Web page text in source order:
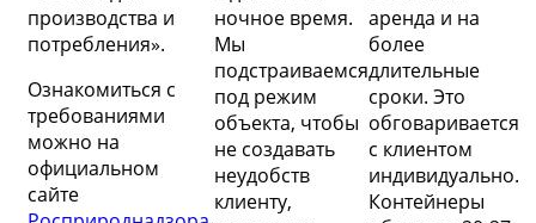
производства и
потребления».
Ознакомиться с
требованиями
можно на
официальном
сайте
ночное время.
Мы
подстраиваемся
под режим
объекта, чтобы
не создавать
неудобств
клиенту,
аренда и на
более
длительные
сроки. Это
обговаривается
с клиентом
индивидуально.
Контейнеры